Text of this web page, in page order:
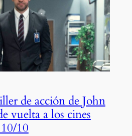
de acción de John
vuelta a los cines
10